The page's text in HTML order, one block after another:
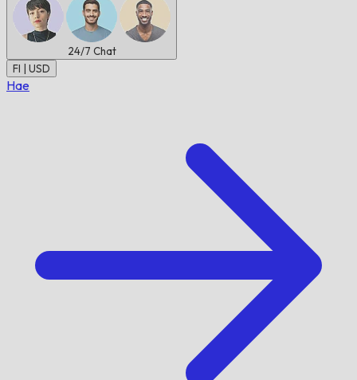
24/7 Chat
FI | USD
Hae